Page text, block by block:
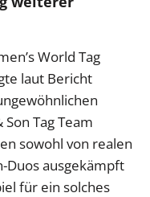
World Tag
laut Bericht
Tag Team
sowohl von realen
Duos ausgekämpft
für ein solches